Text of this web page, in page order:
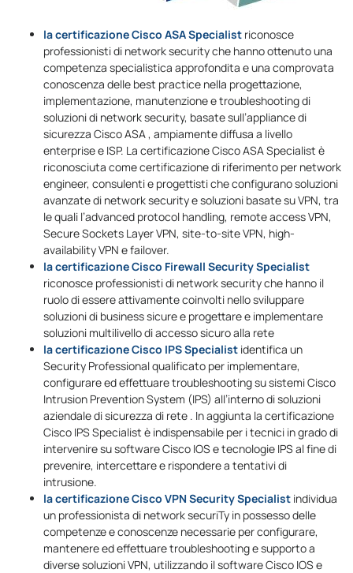
la certificazione Cisco ASA Specialist riconosce
professionisti di network security che hanno ottenuto una
competenza specialistica approfondita e una comprovata
conoscenza delle best practice nella progettazione,
implementazione, manutenzione e troubleshooting di
soluzioni di network security, basate sull’appliance di
sicurezza Cisco ASA , ampiamente diffusa a livello
enterprise e ISP. La certificazione Cisco ASA Specialist è
riconosciuta come certificazione di riferimento per network
engineer, consulenti e progettisti che configurano soluzioni
avanzate di network security e soluzioni basate su VPN, tra
le quali l’advanced protocol handling, remote access VPN,
Secure Sockets Layer VPN, site-to-site VPN, high-
availability VPN e failover.
la certificazione Cisco Firewall Security Specialist
riconosce professionisti di network security che hanno il
ruolo di essere attivamente coinvolti nello sviluppare
soluzioni di business sicure e progettare e implementare
soluzioni multilivello di accesso sicuro alla rete
la certificazioneCisco IPS Specialist identifica un
Security Professional qualificato per implementare,
configurare ed effettuare troubleshooting su sistemi Cisco
Intrusion Prevention System (IPS) all’interno di soluzioni
aziendale di sicurezza di rete . In aggiunta la certificazione
Cisco IPS Specialist è indispensabile per i tecnici in grado di
intervenire su software Cisco IOS e tecnologie IPS al fine di
prevenire, intercettare e rispondere a tentativi di
intrusione.
la certificazioneCisco VPN Security Specialist individua
un professionista di network securiTy in possesso delle
competenze e conoscenze necessarie per configurare,
mantenere ed effettuare troubleshooting e supporto a
diverse soluzioni VPN, utilizzando il software Cisco IOS e